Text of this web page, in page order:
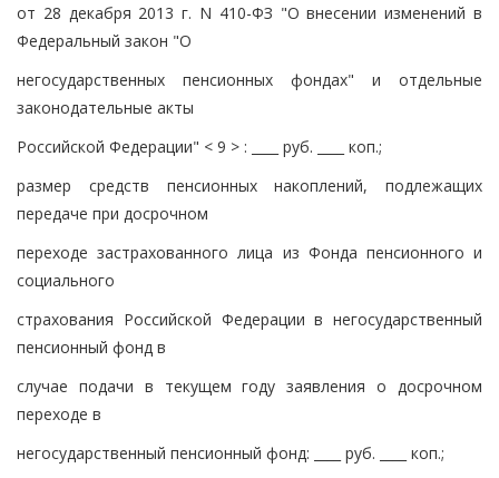
от 28 декабря 2013 г. N 410-ФЗ "О внесении изменений в
Федеральный закон "О
негосударственных пенсионных фондах" и отдельные
законодательные акты
Российской Федерации" < 9 > : ____ руб. ____ коп.;
размер средств пенсионных накоплений, подлежащих
передаче при досрочном
переходе застрахованного лица из Фонда пенсионного и
социального
страхования Российской Федерации в негосударственный
пенсионный фонд в
случае подачи в текущем году заявления о досрочном
переходе в
негосударственный пенсионный фонд: ____ руб. ____ коп.;